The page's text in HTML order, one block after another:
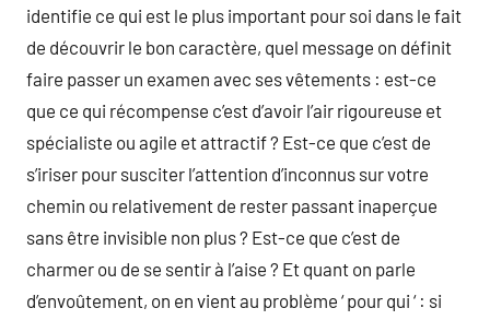
identifie ce qui est le plus important pour soi dans le fait
de découvrir le bon caractère, quel message on définit
faire passer un examen avec ses vêtements : est-ce
que ce qui récompense c’est d’avoir l’air rigoureuse et
spécialiste ou agile et attractif ? Est-ce que c’est de
s’iriser pour susciter l’attention d’inconnus sur votre
chemin ou relativement de rester passant inaperçue
sans être invisible non plus ? Est-ce que c’est de
charmer ou de se sentir à l’aise ? Et quant on parle
d’envoûtement, on en vient au problème ‘ pour qui ‘ : si